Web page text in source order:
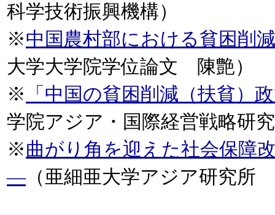
科学技術振興機構）
※中国農村部における貧困削
大学大学院学位論文 陳艶）
※
「中国の貧困削減（扶貧）
学院アジア・国際経営戦略研
※曲がり角を迎えた社会保障
―（亜細亜大学アジア研究所